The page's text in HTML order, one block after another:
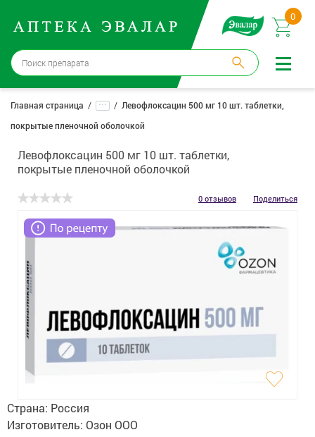
0
Москва→
12 аптек
Войти |
Регистрация
Доставка и оплата
Способ получения:
не выбран,изменить
Эвалар
Косметика
Гигиена
Изделия медицинского назначения
Медтехника
Главная страница ...
Левофлоксацин 500 мг 10 шт. таблетки,
покрытые пленочной оболочкой
Левофлоксацин 500 мг 10 шт. таблетки,
покрытые пленочной оболочкой
0 отзывов Поделиться
Страна: Россия
Изготовитель: Озон ООО